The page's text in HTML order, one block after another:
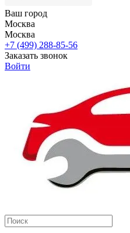
Ваш город
Москва
Москва
+7 (499) 288-85-56
Заказать звонок
Войти